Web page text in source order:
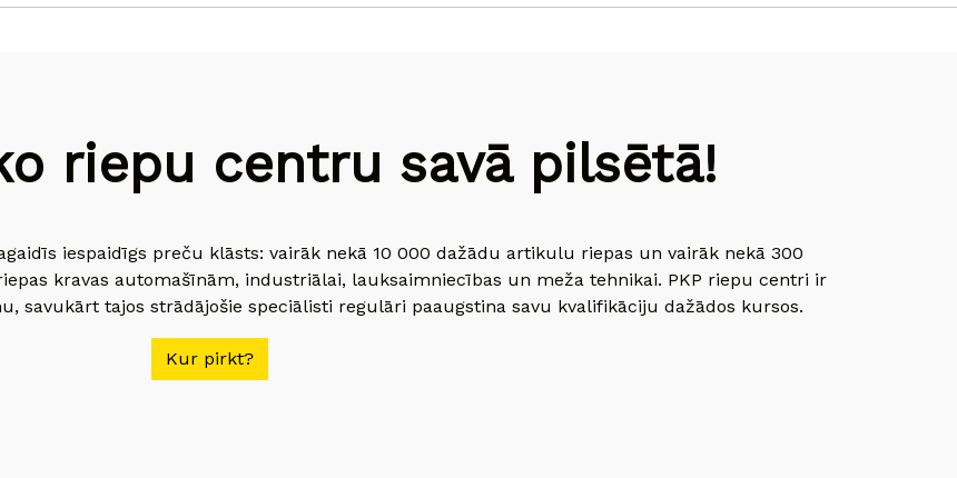
riepu centru savā pilsētā!
iespaidīgs preču klāsts: vairāk nekā 10 000 dažādu artikulu riepas un vairāk nekā 300
kravas automašīnām, industriālai, lauksaimniecības un meža tehnikai. PKP riepu centri ir
savukārt tajos strādājošie speciālisti regulāri paaugstina savu kvalifikāciju dažādos kursos.
Kur pirkt?